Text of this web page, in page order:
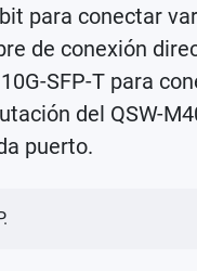
para conectar
de conexión
SFP-T para
del QSW-
puerto.